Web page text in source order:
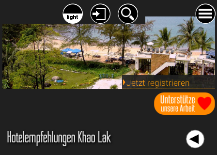
Jetzt registrieren
Hotelempfehlungen Khao Lak